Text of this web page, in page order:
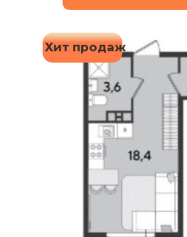
1-комнатная квартира
Площадь: 37,9 м2
ПОДРОБНЕЕ